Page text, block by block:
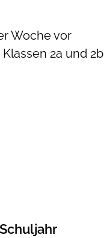
Woche vor
2a und 2b